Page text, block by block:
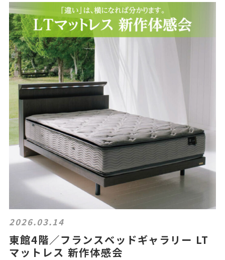
2026.03.14
東館4階／フランスベッドギャラリー LT
マットレス 新作体感会